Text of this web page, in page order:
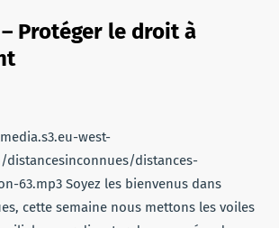
Protéger le droit à
west-
distancesinconnues/distances-
63.mp3 Soyez les bienvenus dans
cette semaine nous mettons les voiles